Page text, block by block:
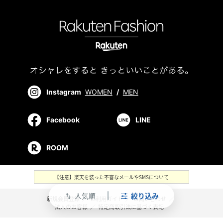
swap_vert 人気順 絞り込み
Instagram WOMEN / MEN
Facebook LINE
ROOM
【注意】楽天を装った不審なメールやSMSについて
新規会員登録 ／ ご利用ガイド ／ お問い合わせ
法人のお客様 ／ 特定商取引法に基づく表記